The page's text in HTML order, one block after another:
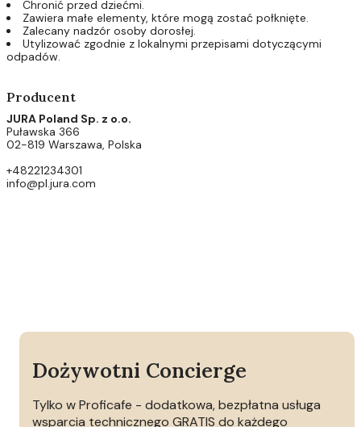
Chronić przed dziećmi.
Zawiera małe elementy, które mogą zostać połknięte.
Zalecany nadzór osoby dorosłej.
Utylizować zgodnie z lokalnymi przepisami dotyczącymi
odpadów.
Producent
JURA Poland Sp. z o.o.
Puławska 366
02-819 Warszawa, Polska
+48221234301
info@pl.jura.com
Dożywotni Concierge
Tylko w Proficafe - dodatkowa, bezpłatna usługa
wsparcia technicznego GRATIS do każdego